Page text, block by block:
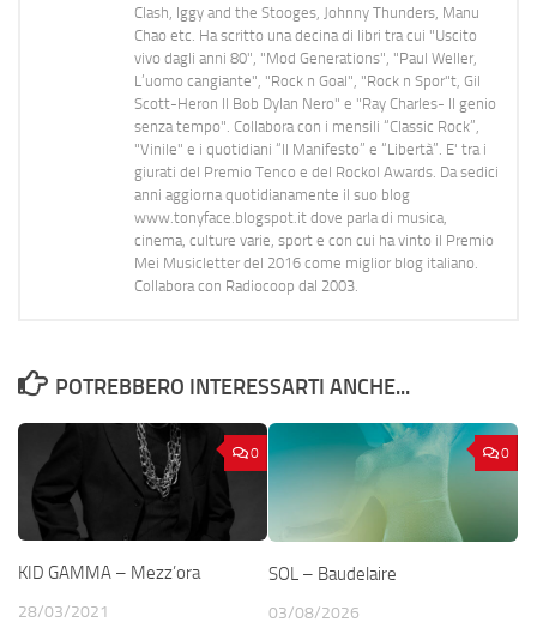
Clash, Iggy and the Stooges, Johnny Thunders, Manu
Chao etc. Ha scritto una decina di libri tra cui "Uscito
vivo dagli anni 80", "Mod Generations", "Paul Weller,
L’uomo cangiante", "Rock n Goal", "Rock n Spor"t, Gil
Scott-Heron Il Bob Dylan Nero" e "Ray Charles- Il genio
senza tempo". Collabora con i mensili “Classic Rock”,
"Vinile" e i quotidiani “Il Manifesto” e “Libertà”. E' tra i
giurati del Premio Tenco e del Rockol Awards. Da sedici
anni aggiorna quotidianamente il suo blog
www.tonyface.blogspot.it dove parla di musica,
cinema, culture varie, sport e con cui ha vinto il Premio
Mei Musicletter del 2016 come miglior blog italiano.
Collabora con Radiocoop dal 2003.
POTREBBERO INTERESSARTI ANCHE...
0
KID GAMMA – Mezz’ora
28/03/2021
0
SOL – Baudelaire
03/08/2026